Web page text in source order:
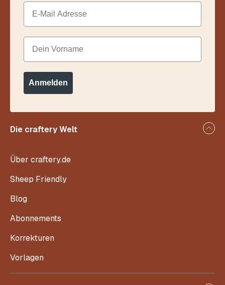
Die craftery Welt
Über craftery.de
Sheep Friendly
Blog
Abonnements
Korrekturen
Vorlagen
Email
Dein Vorname
Anmelden